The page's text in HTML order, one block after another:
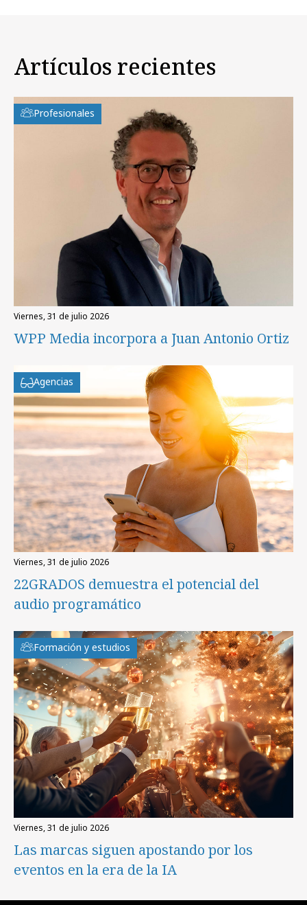
Artículos recientes
Profesionales
viernes, 31 de julio 2026
WPP Media incorpora a Juan Antonio Ortiz
Agencias
viernes, 31 de julio 2026
22GRADOS demuestra el potencial del
audio programático
Formación y estudios
viernes, 31 de julio 2026
Las marcas siguen apostando por los
eventos en la era de la IA